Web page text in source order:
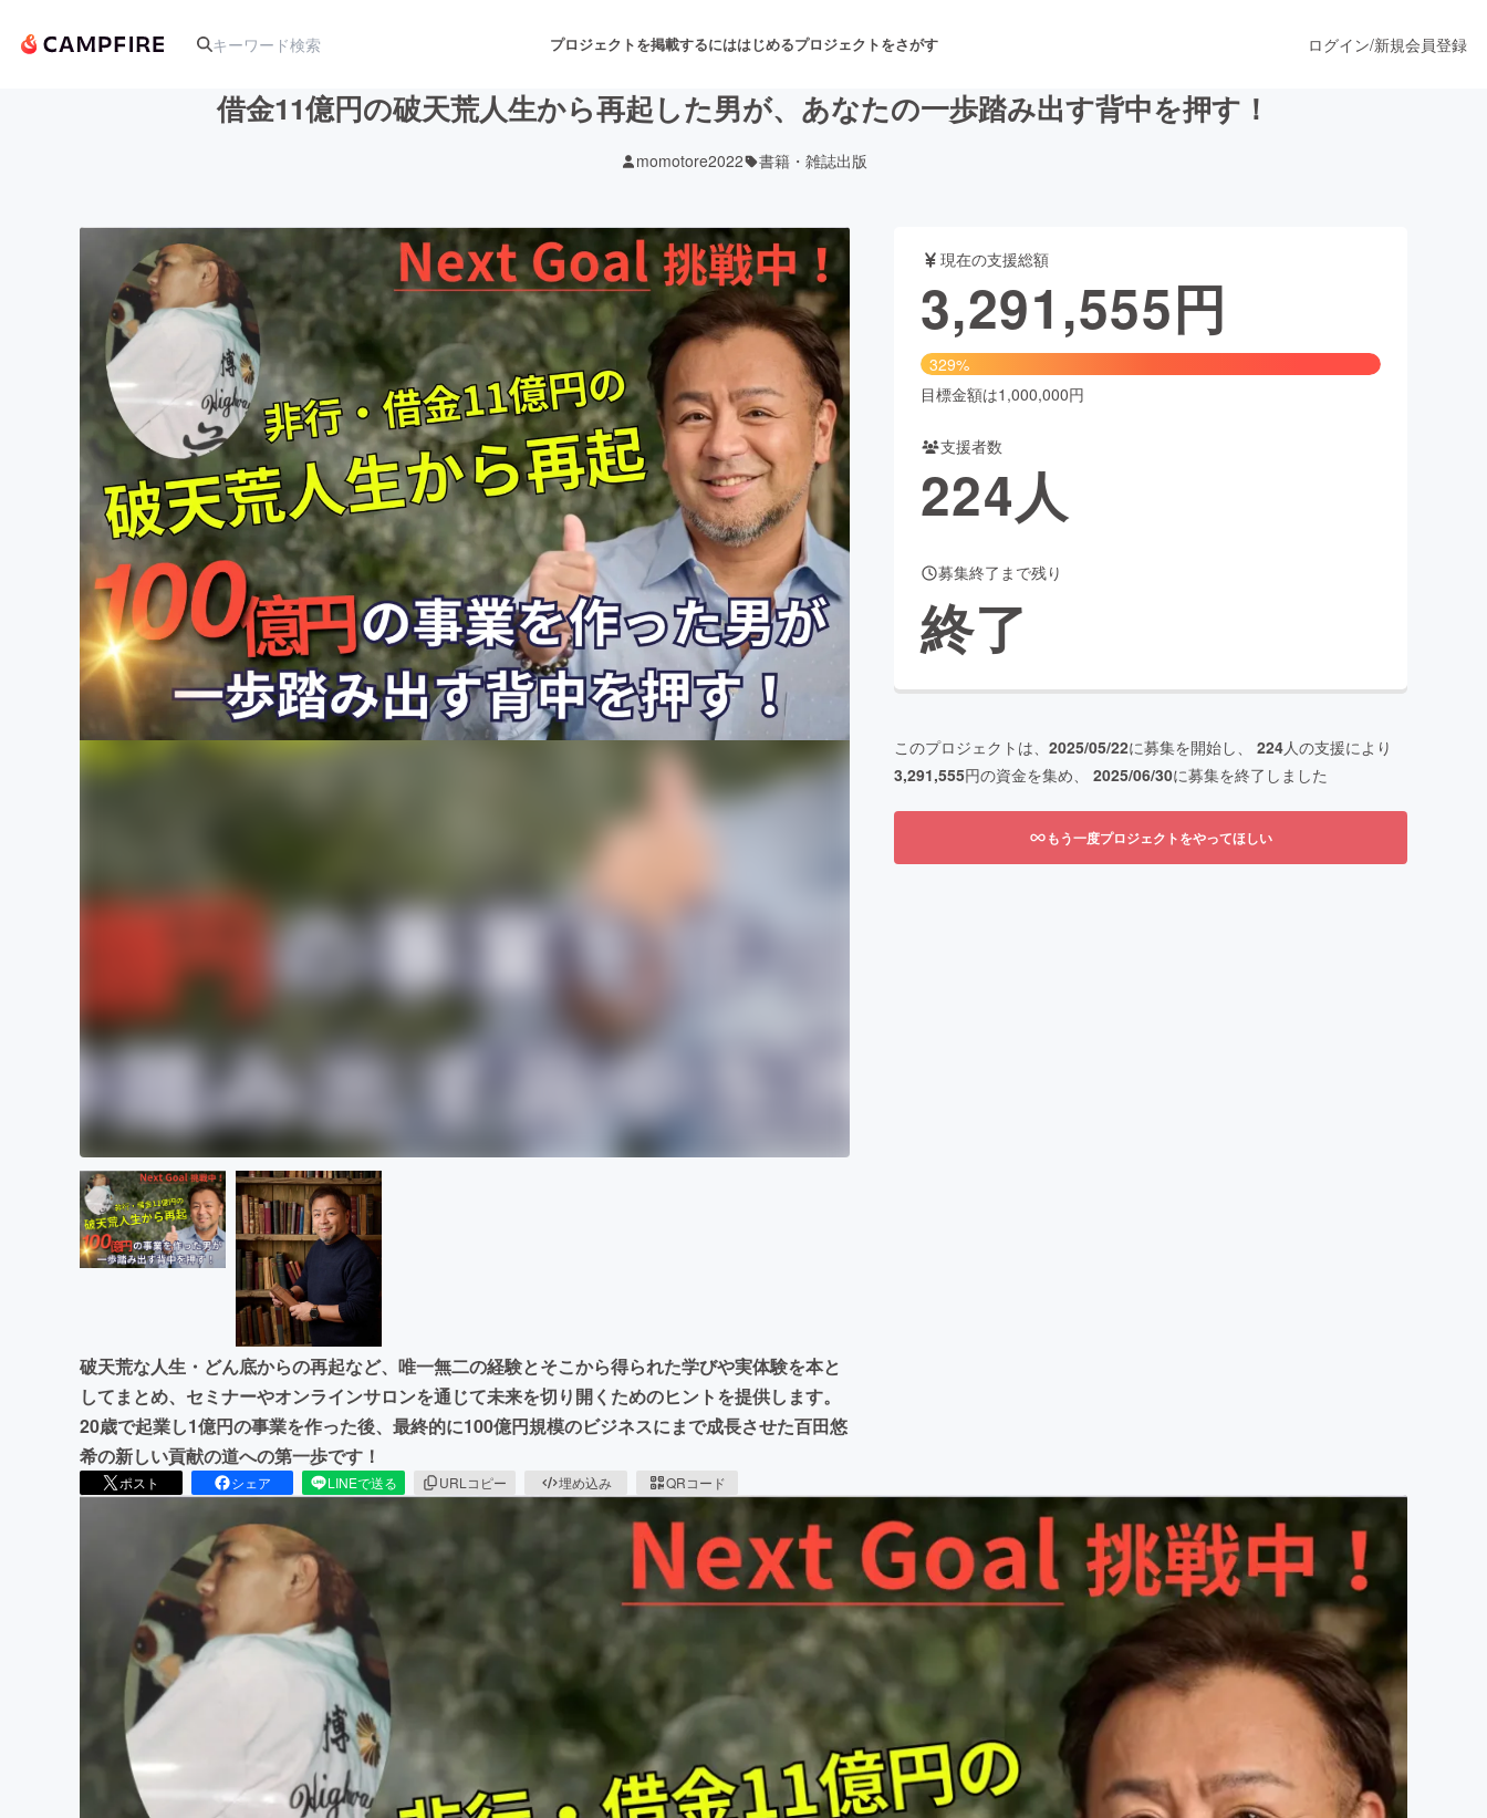
プロジェクトを掲載するにははじめるプロジェクトをさがす
アート・写真 音楽 舞台・パフォーマンス
テクノロジー・ガジェット ゲーム・サービス開発 フード・飲食店 ファッション
映像・映画 書籍・雑誌出版 アニメ・漫画
ビジネス・起業 チャレンジ ビューティー・ヘルスケア
まちづくり・地域活性化
CAMPFIRE for Social Good
CAMPFIRE Creation
CAMPFIREふるさと納税 machi-yaコミュニティ
ログイン/新規会員登録
借金11億円の破天荒人生から再起した男が、あなたの一歩踏み出す背中を押す！
momotore2022 書籍・雑誌出版
破天荒な人生・どん底からの再起など、唯一無二の経験とそこから得られた学びや実体験を本と
してまとめ、セミナーやオンラインサロンを通じて未来を切り開くためのヒントを提供します。
20歳で起業し1億円の事業を作った後、最終的に100億円規模のビジネスにまで成長させた百田悠
希の新しい貢献の道への第一歩です！
ポスト シェア LINEで送る URLコピー 埋め込み QRコード
現在の支援総額
3,291,555円
329%
目標金額は1,000,000円
支援者数
224人
募集終了まで残り
終了
このプロジェクトは、 2025/05/22に募集を開始し、 224人の支援により
3,291,555円の資金を集め、 2025/06/30に募集を終了しました
もう一度プロジェクトをやってほしい